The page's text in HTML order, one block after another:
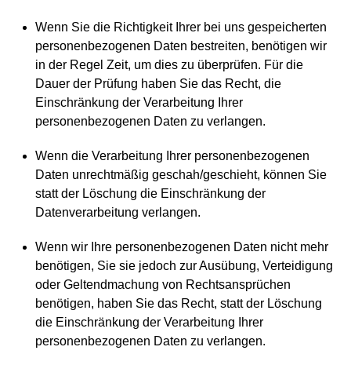
Wenn Sie die Richtigkeit Ihrer bei uns gespeicherten
personenbezogenen Daten bestreiten, benötigen wir
in der Regel Zeit, um dies zu überprüfen. Für die
Dauer der Prüfung haben Sie das Recht, die
Einschränkung der Verarbeitung Ihrer
personenbezogenen Daten zu verlangen.
Wenn die Verarbeitung Ihrer personenbezogenen
Daten unrechtmäßig geschah/geschieht, können Sie
statt der Löschung die Einschränkung der
Datenverarbeitung verlangen.
Wenn wir Ihre personenbezogenen Daten nicht mehr
benötigen, Sie sie jedoch zur Ausübung, Verteidigung
oder Geltendmachung von Rechtsansprüchen
benötigen, haben Sie das Recht, statt der Löschung
die Einschränkung der Verarbeitung Ihrer
personenbezogenen Daten zu verlangen.